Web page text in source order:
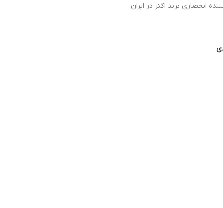
انحصاری برند اگنر در ایران